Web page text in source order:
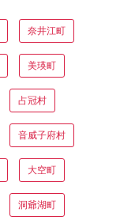
奈井江町
美瑛町
占冠村
音威子府村
大空町
洞爺湖町